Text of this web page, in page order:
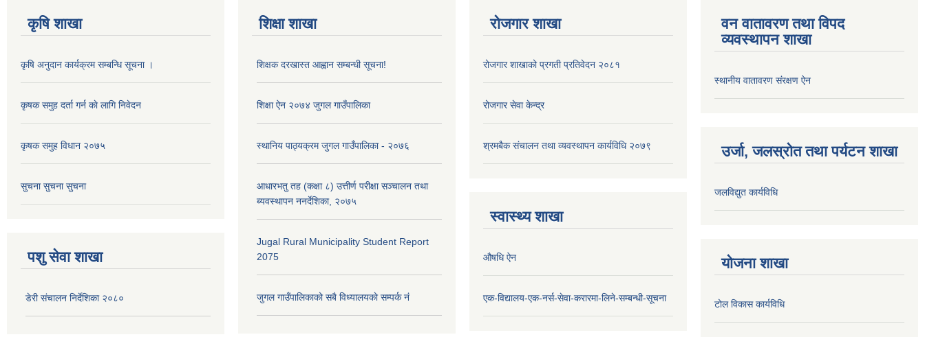
कृषि शाखा
कृषि अनुदान कार्यक्रम सम्बन्धि सूचना ।
कृषक समुह दर्ता गर्न काे लागि निवेदन
कृषक समुह विधान २०७५
सुचना सुचना सुचना
पशु सेवा शाखा
डेरी संचालन निर्देशिका २०८०
शिक्षा शाखा
शिक्षक दरखास्त आह्वान सम्बन्धी सूचना!
शिक्षा ऐन २०७४ जुगल गाउँपालिका
स्थानिय पाठ्यक्रम जुगल गाउँपालिका - २०७६
आधारभतु तह (कक्षा ८) उत्तीर्ण परीक्षा सञ्चालन तथा
ब्यवस्थापन ननर्देशिका, २०७५
Jugal Rural Municipality Student Report
2075
जुगल गाउँपालिकाको सबै विध्यालयकाे सम्पर्क नं
रोजगार शाखा
रोजगार शाखाको प्रगती प्रतिवेदन २०८१
रोजगार सेवा केन्द्र
श्रमबैक संचालन तथा व्यवस्थापन कार्यविधि २०७९
स्वास्थ्य शाखा
औषधि ऐन
एक-विद्यालय-एक-नर्स-सेवा-करारमा-लिने-सम्बन्धी-सूचना
वन वातावरण तथा विपद
व्यवस्थापन शाखा
स्थानीय वातावरण संरक्षण ऐन
उर्जा, जलस्रोत तथा पर्यटन शाखा
जलविद्युत कार्यविधि
योजना शाखा
टोल विकास कार्यविधि